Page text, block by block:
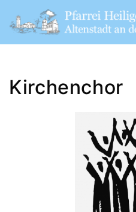
Inhalt
Familie"
Kirchenchor